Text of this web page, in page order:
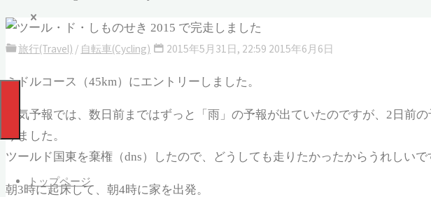
トップページ
旅行(Travel) / 自転車(Cycling) 2015年5月31日, 22:59 2015年6月6日
ミドルコース（45km）にエントリーしました。
天気予報では、数日前まではずっと「雨」の予報が出ていたのですが、2日前
りました。
ツールド国東を棄権（dns）したので、どうしても走りたかったからうれしいで
朝3時に起床して、朝4時に家を出発。